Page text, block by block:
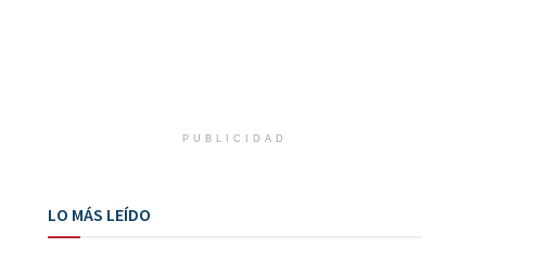
PUBLICIDAD
LO MÁS LEÍDO